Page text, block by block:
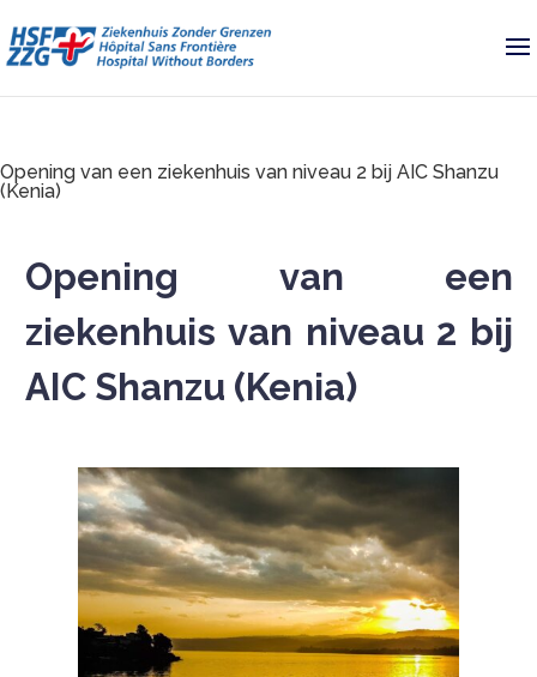
Opening van een ziekenhuis van niveau 2 bij AIC Shanzu
(Kenia)
Opening van een
ziekenhuis van niveau 2 bij
AIC Shanzu (Kenia)